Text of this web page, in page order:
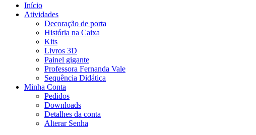
Início
Atividades
Decoração de porta
História na Caixa
Kits
Livros 3D
Painel gigante
Professora Fernanda Vale
Sequência Didática
Minha Conta
Pedidos
Downloads
Detalhes da conta
Alterar Senha